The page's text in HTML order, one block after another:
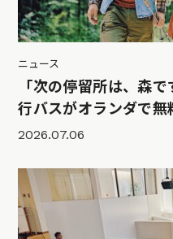
ニュース
「次の停留所は、森
行バスがオランダで無
2026.07.06